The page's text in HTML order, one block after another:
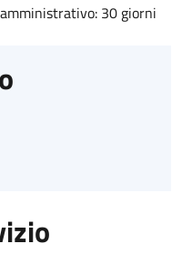
30 giorni